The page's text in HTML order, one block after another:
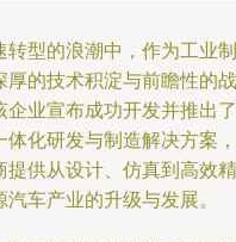
型的浪潮中，作为工业制
的技术积淀与前瞻性的战
业宣布成功开发并推出了
化研发与制造解决方案，
供从设计、仿真到高效精
车产业的升级与发展。